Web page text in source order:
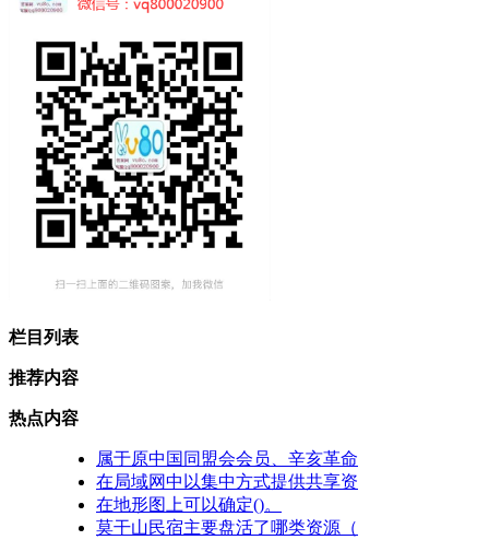
栏目列表
推荐内容
热点内容
属于原中国同盟会会员、辛亥革命
在局域网中以集中方式提供共享资
在地形图上可以确定()。
莫干山民宿主要盘活了哪类资源（